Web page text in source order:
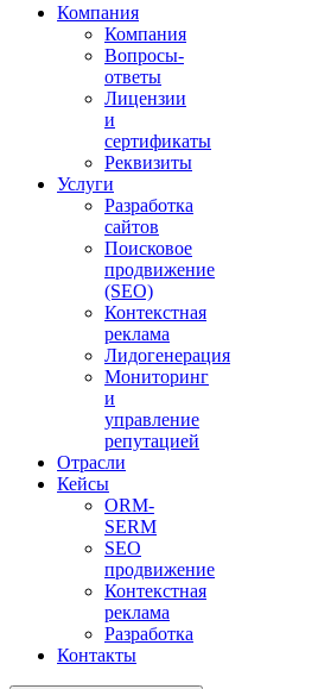
Компания
Компания
Вопросы-
ответы
Лицензии
и
сертификаты
Реквизиты
Услуги
Разработка
сайтов
Поисковое
продвижение
(SEO)
Контекстная
реклама
Лидогенерация
Мониторинг
и
управление
репутацией
Отрасли
Кейсы
ORM-
SERM
SEO
продвижение
Контекстная
реклама
Разработка
Контакты